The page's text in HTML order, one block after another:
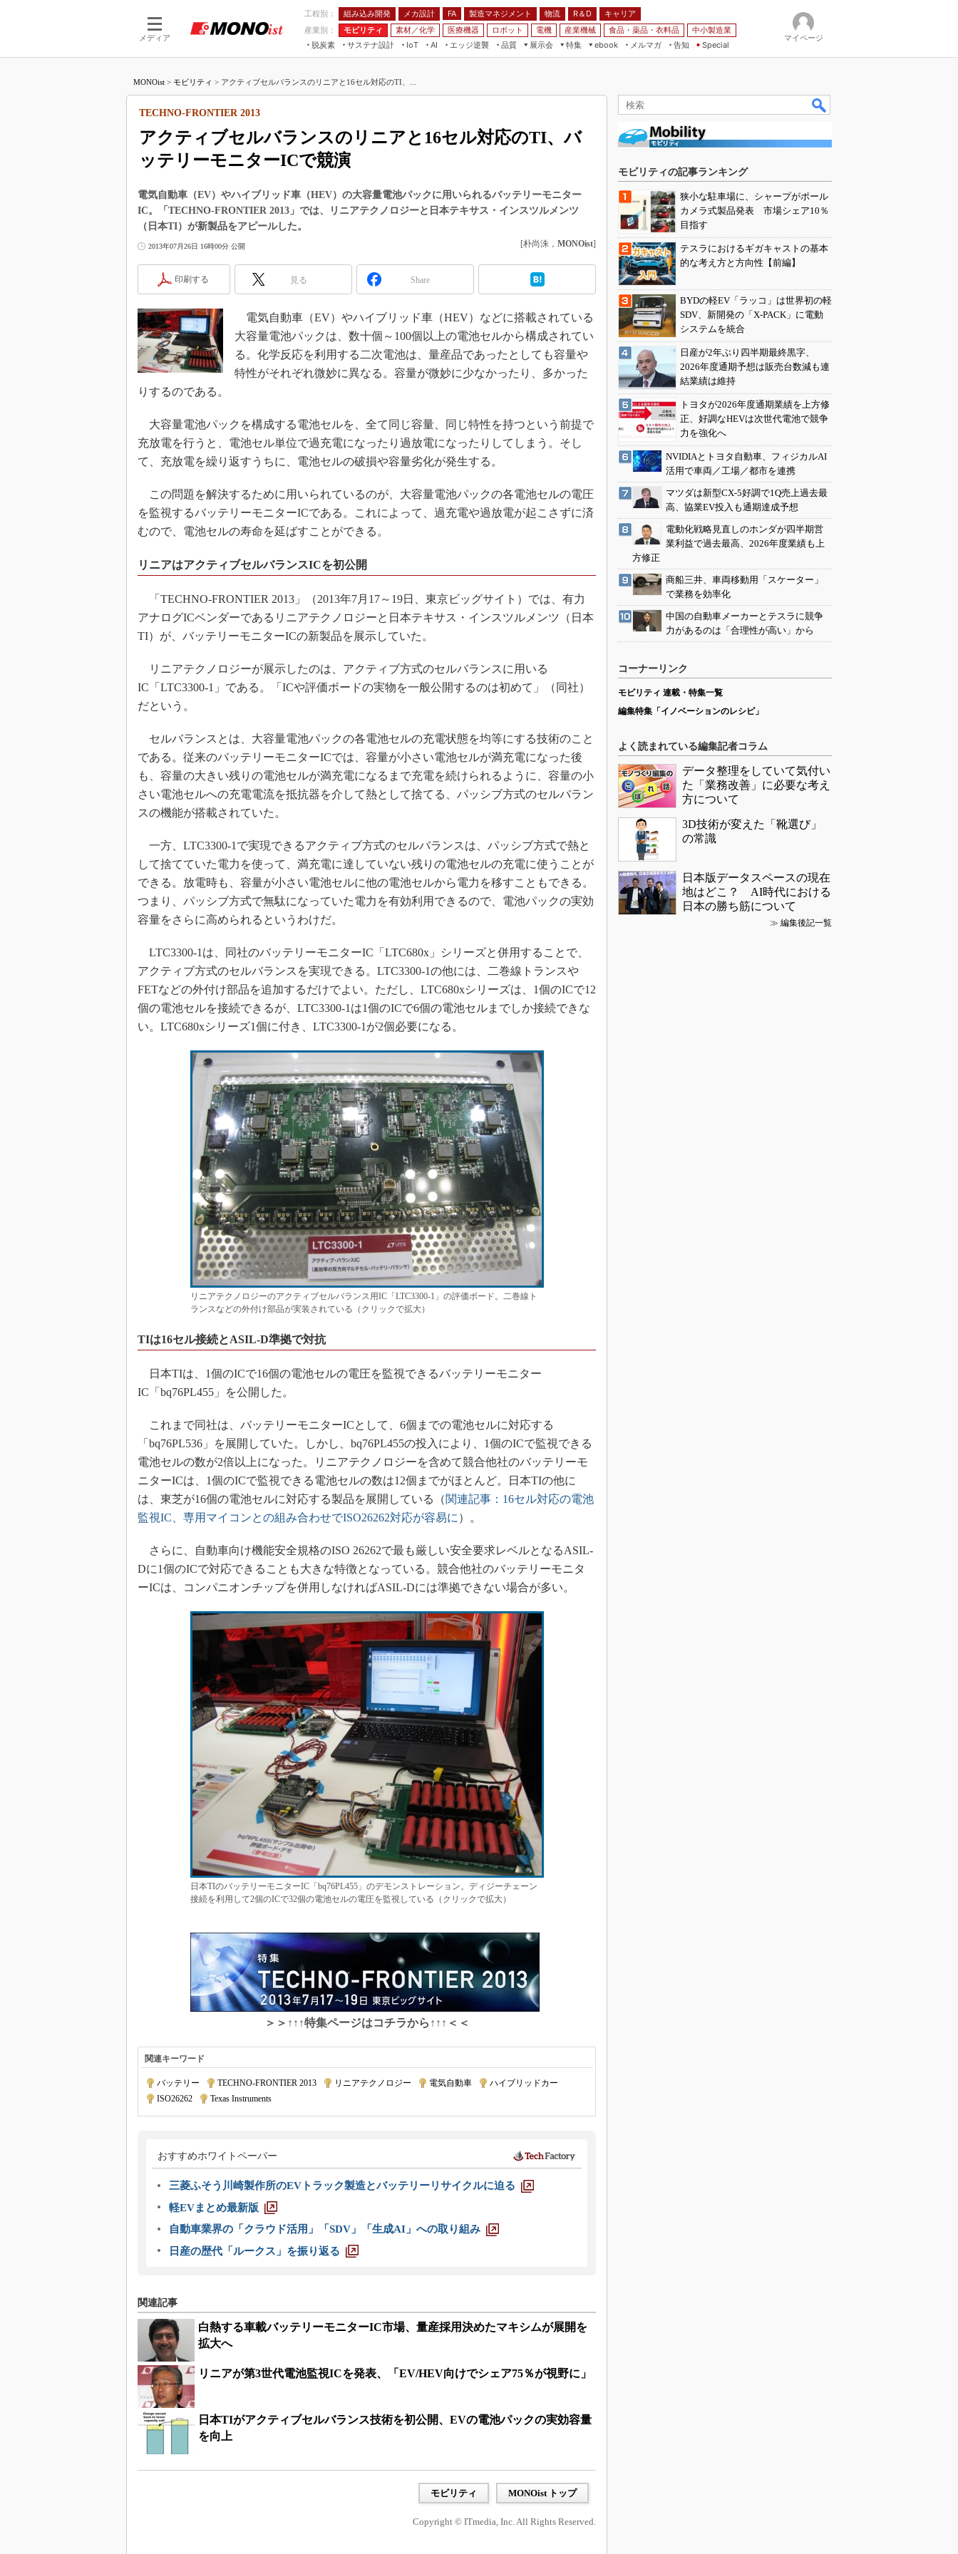
メディア
工程別： 組み込み開発 メカ設計 FA 製造マネジメント 物流 R＆D
キャリア
産業別：
モビリティ 素材／化学 医療機器 ロボット 電機 産業機械 食品・薬品・衣料品
中小製造業
脱炭素
サステナ設計
IoT
つながる工場
AI
AI×設備保全
エッジ逆襲 品質
展示会
JIMTOF
IIFES
TECHNO-FRONTIER
EdgeTech+
AUTOMOTIVE WORLD
産業オープンネット展
特集
組み込み画像技術
組み込みモデリング
ISO26262
3Dプリンタ
S＆OP
メイドインジャパン
知財マネジメント
ebook
メルマガ
告知 Special
マイページ
MONOist > モビリティ > アクティブセルバランスのリニアと16セル対応のTI、...
アクティブセルバランスのリニアと16セル対応のTI、バ
ッテリーモニターICで競演
TECHNO-FRONTIER 2013
電気自動車（EV）やハイブリッド車（HEV）の大容量電池パックに用いられるバッテリーモニター
IC。「TECHNO-FRONTIER 2013」では、リニアテクノロジーと日本テキサス・インスツルメンツ
（日本TI）が新製品をアピールした。
2013年07月26日 16時00分 公開 [朴尚洙， MONOist]
印刷する 見る Share
電気自動車（EV）やハイブリッド車（HEV）などに搭載されている
大容量電池パックは、数十個～100個以上の電池セルから構成されてい
る。化学反応を利用する二次電池は、量産品であったとしても容量や
特性がそれぞれ微妙に異なる。容量が微妙に少なかったり、多かった
りするのである。
大容量電池パックを構成する電池セルを、全て同じ容量、同じ特性を持つという前提で
充放電を行うと、電池セル単位で過充電になったり過放電になったりしてしまう。そし
て、充放電を繰り返すうちに、電池セルの破損や容量劣化が発生する。
この問題を解決するために用いられているのが、大容量電池パックの各電池セルの電圧
を監視するバッテリーモニターICである。これによって、過充電や過放電が起こさずに済
むので、電池セルの寿命を延ばすことができる。
リニアはアクティブセルバランスICを初公開
「TECHNO-FRONTIER 2013」（2013年7月17～19日、東京ビッグサイト）では、有力
アナログICベンダーであるリニアテクノロジーと日本テキサス・インスツルメンツ（日本
TI）が、バッテリーモニターICの新製品を展示していた。
リニアテクノロジーが展示したのは、アクティブ方式のセルバランスに用いる
IC「LTC3300-1」である。「ICや評価ボードの実物を一般公開するのは初めて」（同社）
だという。
セルバランスとは、大容量電池パックの各電池セルの充電状態を均等にする技術のこと
である。従来のバッテリーモニターICでは、容量が小さい電池セルが満充電になった後
も、容量の大きい残りの電池セルが満充電になるまで充電を続けられるように、容量の小
さい電池セルへの充電電流を抵抗器を介して熱として捨てる、パッシブ方式のセルバラン
スの機能が搭載されていた。
一方、LTC3300-1で実現できるアクティブ方式のセルバランスは、パッシブ方式で熱と
して捨てていた電力を使って、満充電に達していない残りの電池セルの充電に使うことが
できる。放電時も、容量が小さい電池セルに他の電池セルから電力を移すこともできる。
つまり、パッシブ方式で無駄になっていた電力を有効利用できるので、電池パックの実効
容量をさらに高められるというわけだ。
LTC3300-1は、同社のバッテリーモニターIC「LTC680x」シリーズと併用することで、
アクティブ方式のセルバランスを実現できる。LTC3300-1の他には、二巻線トランスや
FETなどの外付け部品を追加するだけでよい。ただし、LTC680xシリーズは、1個のICで12
個の電池セルを接続できるが、LTC3300-1は1個のICで6個の電池セルまでしか接続できな
い。LTC680xシリーズ1個に付き、LTC3300-1が2個必要になる。
リニアテクノロジーのアクティブセルバランス用IC「LTC3300-1」の評価ボード。二巻線ト
ランスなどの外付け部品が実装されている（クリックで拡大）
TIは16セル接続とASIL-D準拠で対抗
日本TIは、1個のICで16個の電池セルの電圧を監視できるバッテリーモニター
IC「bq76PL455」を公開した。
これまで同社は、バッテリーモニターICとして、6個までの電池セルに対応する
「bq76PL536」を展開していた。しかし、bq76PL455の投入により、1個のICで監視できる
電池セルの数が2倍以上になった。リニアテクノロジーを含めて競合他社のバッテリーモ
ニターICは、1個のICで監視できる電池セルの数は12個までがほとんど。日本TIの他に
は、東芝が16個の電池セルに対応する製品を展開している（関連記事：16セル対応の電池
監視IC、専用マイコンとの組み合わせでISO26262対応が容易に ）。
さらに、自動車向け機能安全規格のISO 26262で最も厳しい安全要求レベルとなるASIL-
Dに1個のICで対応できることも大きな特徴となっている。競合他社のバッテリーモニタ
ーICは、コンパニオンチップを併用しなければASIL-Dには準拠できない場合が多い。
日本TIのバッテリーモニターIC「bq76PL455」のデモンストレーション。ディジーチェーン
接続を利用して2個のICで32個の電池セルの電圧を監視している（クリックで拡大）
＞＞↑↑↑特集ページはコチラから↑↑↑＜＜
関連キーワード
バッテリー TECHNO-FRONTIER 2013 リニアテクノロジー 電気自動車 ハイブリッドカー
ISO26262
Texas Instruments
おすすめホワイトペーパー
三菱ふそう川崎製作所のEVトラック製造とバッテリーリサイクルに迫る
軽EVまとめ最新版
自動車業界の「クラウド活用」「SDV」「生成AI」への取り組み
日産の歴代「ルークス」を振り返る
関連記事
白熱する車載バッテリーモニターIC市場、量産採用決めたマキシムが展開を
拡大へ
リニアが第3世代電池監視ICを発表、「EV/HEV向けでシェア75％が視野に」
日本TIがアクティブセルバランス技術を初公開、EVの電池パックの実効容量
を向上
モビリティ MONOist トップ
Copyright © ITmedia, Inc. All Rights Reserved.
モビリティの記事ランキング
狭小な駐車場に、シャープがポール
カメラ式製品発表 市場シェア10％
目指す
テスラにおけるギガキャストの基本
的な考え方と方向性【前編】
BYDの軽EV「ラッコ」は世界初の軽
SDV、新開発の「X-PACK」に電動
システムを統合
日産が2年ぶり四半期最終黒字、
2026年度通期予想は販売台数減も連
結業績は維持
トヨタが2026年度通期業績を上方修
正、好調なHEVは次世代電池で競争
力を強化へ
NVIDIAとトヨタ自動車、フィジカルAI
活用で車両／工場／都市を連携
マツダは新型CX-5好調で1Q売上過去最
高、協業EV投入も通期達成予想
電動化戦略見直しのホンダが四半期営
業利益で過去最高、2026年度業績も上
方修正
商船三井、車両移動用「スケーター」
で業務を効率化
中国の自動車メーカーとテスラに競争
力があるのは「合理性が高い」から
コーナーリンク
モビリティ 連載・特集一覧
編集特集「イノベーションのレシピ」
よく読まれている編集記者コラム
データ整理をしていて気付い
た「業務改善」に必要な考え
方について
3D技術が変えた「靴選び」
の常識
日本版データスペースの現在
地はどこ？ AI時代における
日本の勝ち筋について
≫ 編集後記一覧